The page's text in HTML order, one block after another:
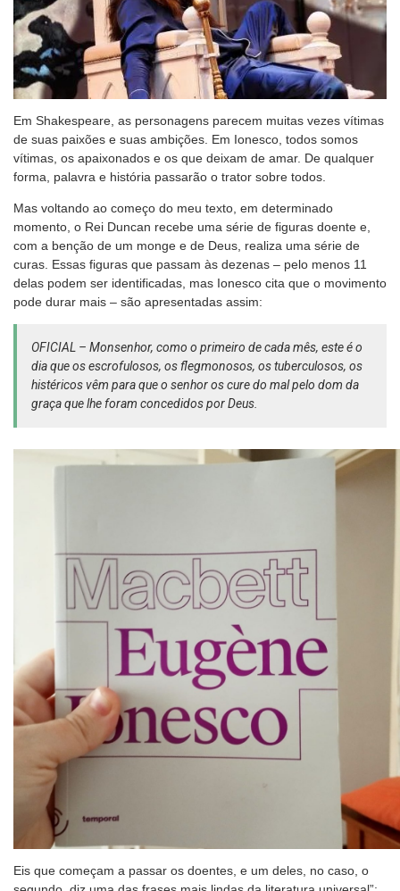
Em Shakespeare, as personagens parecem muitas vezes vítimas
de suas paixões e suas ambições. Em Ionesco, todos somos
vítimas, os apaixonados e os que deixam de amar. De qualquer
forma, palavra e história passarão o trator sobre todos.
Mas voltando ao começo do meu texto, em determinado
momento, o Rei Duncan recebe uma série de figuras doente e,
com a benção de um monge e de Deus, realiza uma série de
curas. Essas figuras que passam às dezenas – pelo menos 11
delas podem ser identificadas, mas Ionesco cita que o movimento
pode durar mais – são apresentadas assim:
OFICIAL – Monsenhor, como o primeiro de cada mês, este é o
dia que os escrofulosos, os flegmonosos, os tuberculosos, os
histéricos vêm para que o senhor os cure do mal pelo dom da
graça que lhe foram concedidos por Deus.
Eis que começam a passar os doentes, e um deles, no caso, o